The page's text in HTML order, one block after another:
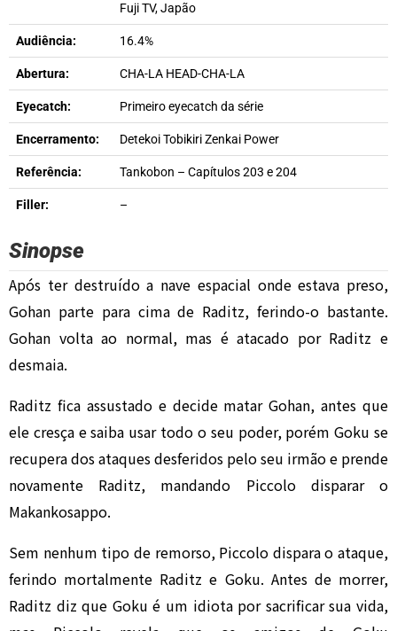
Fuji TV, Japão
Audiência: 16.4%
Abertura: CHA-LA HEAD-CHA-LA
Eyecatch: Primeiro eyecatch da série
Encerramento: Detekoi Tobikiri Zenkai Power
Referência: Tankobon – Capítulos 203 e 204
Filler: –
Sinopse
Após ter destruído a nave espacial onde estava preso,
Gohan parte para cima de Raditz, ferindo-o bastante.
Gohan volta ao normal, mas é atacado por Raditz e
desmaia.
Raditz fica assustado e decide matar Gohan, antes que
ele cresça e saiba usar todo o seu poder, porém Goku se
recupera dos ataques desferidos pelo seu irmão e prende
novamente Raditz, mandando Piccolo disparar o
Makankosappo.
Sem nenhum tipo de remorso, Piccolo dispara o ataque,
ferindo mortalmente Raditz e Goku. Antes de morrer,
Raditz diz que Goku é um idiota por sacrificar sua vida,